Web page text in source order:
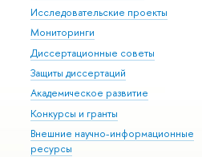
Исследовательские проекты
Мониторинги
Диссертационные советы
Защиты диссертаций
Академическое развитие
Конкурсы и гранты
Внешние научно-информационные
ресурсы